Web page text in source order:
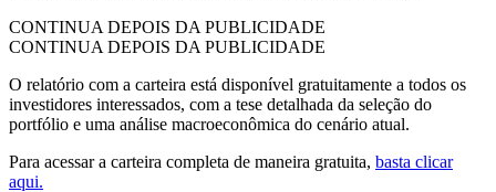
CONTINUA DEPOIS DA PUBLICIDADE
CONTINUA DEPOIS DA PUBLICIDADE
O relatório com a carteira está disponível gratuitamente a todos os
investidores interessados, com a tese detalhada da seleção do
portfólio e uma análise macroeconômica do cenário atual.
Para acessar a carteira completa de maneira gratuita, basta clicar
aqui.